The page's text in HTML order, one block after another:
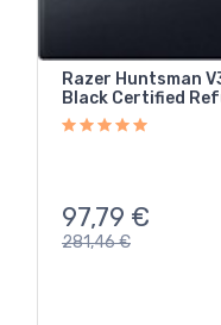
Razer Huntsman
Black Certified
97,79 €
281,46€